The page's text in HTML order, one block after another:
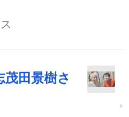
茂田景樹さ